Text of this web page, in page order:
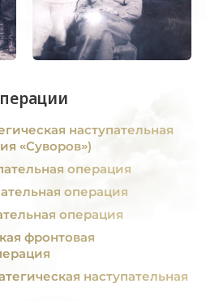
наступательная
«Суворов»)
операция
операция
операция
фронтовая
наступательная